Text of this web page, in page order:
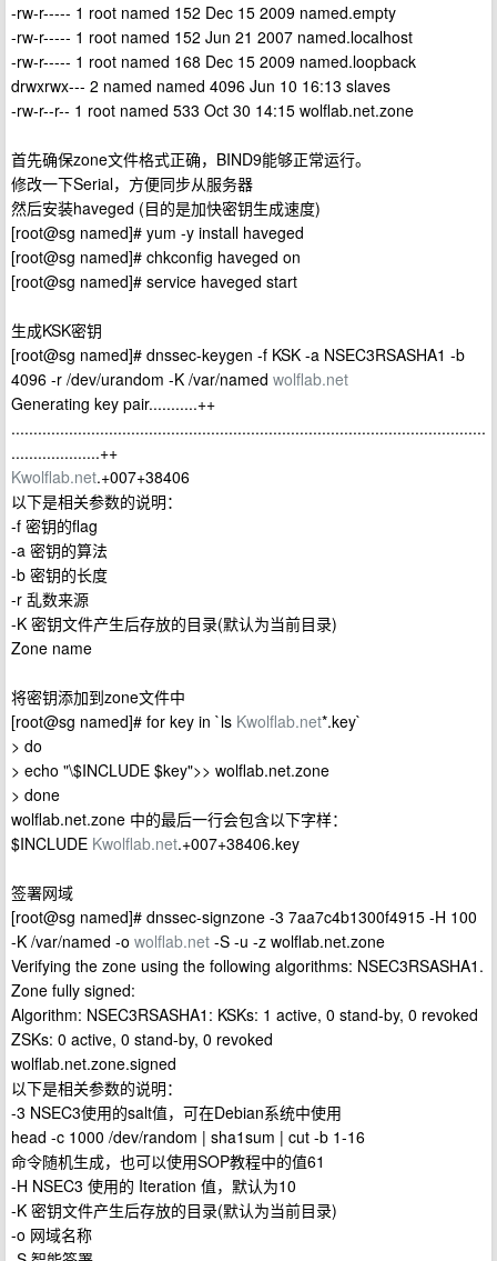
-rw-r----- 1 root named 152 Dec 15 2009 named.empty
-rw-r----- 1 root named 152 Jun 21 2007 named.localhost
-rw-r----- 1 root named 168 Dec 15 2009 named.loopback
drwxrwx--- 2 named named 4096 Jun 10 16:13 slaves
-rw-r--r-- 1 root named 533 Oct 30 14:15 wolflab.net.zone
首先确保zone文件格式正确，BIND9能够正常运行。
修改一下Serial，方便同步从服务器
然后安装haveged (目的是加快密钥生成速度)
[root@sg named]# yum -y install haveged
[root@sg named]# chkconfig haveged on
[root@sg named]# service haveged start
生成KSK密钥
[root@sg named]# dnssec-keygen -f KSK -a NSEC3RSASHA1 -b
4096 -r /dev/urandom -K /var/named wolflab.net
Generating key pair...........++
...........................................................................................................
....................++
Kwolflab.net.+007+38406
以下是相关参数的说明：
-f 密钥的flag
-a 密钥的算法
-b 密钥的长度
-r 乱数来源
-K 密钥文件产生后存放的目录(默认为当前目录)
Zone name
将密钥添加到zone文件中
[root@sg named]# for key in `ls Kwolflab.net*.key`
> do
> echo "\$INCLUDE $key">> wolflab.net.zone
> done
wolflab.net.zone 中的最后一行会包含以下字样：
$INCLUDE Kwolflab.net.+007+38406.key
签署网域
[root@sg named]# dnssec-signzone -3 7aa7c4b1300f4915 -H 100
-K /var/named -o wolflab.net -S -u -z wolflab.net.zone
Verifying the zone using the following algorithms: NSEC3RSASHA1.
Zone fully signed:
Algorithm: NSEC3RSASHA1: KSKs: 1 active, 0 stand-by, 0 revoked
ZSKs: 0 active, 0 stand-by, 0 revoked
wolflab.net.zone.signed
以下是相关参数的说明：
-3 NSEC3使用的salt值，可在Debian系统中使用
head -c 1000 /dev/random | sha1sum | cut -b 1-16
命令随机生成，也可以使用SOP教程中的值61
-H NSEC3 使用的 Iteration 值，默认为10
-K 密钥文件产生后存放的目录(默认为当前目录)
-o 网域名称